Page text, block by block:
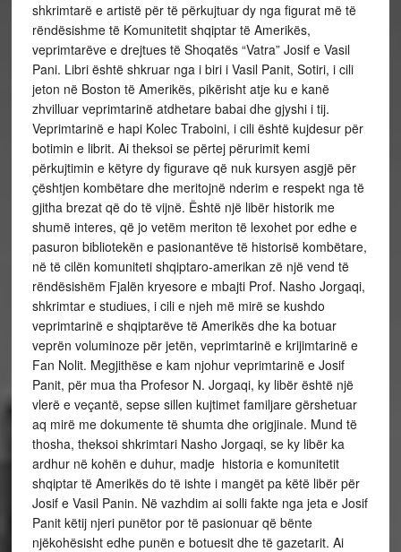
shkrimtarë e artistë për të përkujtuar dy nga figurat më të
rëndësishme të Komunitetit shqiptar të Amerikës,
veprimtarëve e drejtues të Shoqatës “Vatra” Josif e Vasil
Pani. Libri është shkruar nga i biri i Vasil Panit, Sotiri, i cili
jeton në Boston të Amerikës, pikërisht atje ku e kanë
zhvilluar veprimtarinë atdhetare babai dhe gjyshi i tij.
Veprimtarinë e hapi Kolec Traboini, i cili është kujdesur për
botimin e librit. Ai theksoi se përtej përurimit kemi
përkujtimin e këtyre dy figurave që nuk kursyen asgjë për
çështjen kombëtare dhe meritojnë nderim e respekt nga të
gjitha brezat që do të vijnë. Është një libër historik me
shumë interes, që jo vetëm meriton të lexohet por edhe e
pasuron bibliotekën e pasionantëve të historisë kombëtare,
në të cilën komuniteti shqiptaro-amerikan zë një vend të
rëndësishëm Fjalën kryesore e mbajti Prof. Nasho Jorgaqi,
shkrimtar e studiues, i cili e njeh më mirë se kushdo
veprimtarinë e shqiptarëve të Amerikës dhe ka botuar
veprën voluminoze për jetën, veprimtarinë e krijimtarinë e
Fan Nolit. Megjithëse e kam njohur veprimtarinë e Josif
Panit, për mua tha Profesor N. Jorgaqi, ky libër është një
vlerë e veçantë, sepse sillen kujtimet familjare gërshetuar
aq mirë me dokumente të shumta dhe origjinale. Mund të
thosha, theksoi shkrimtari Nasho Jorgaqi, se ky libër ka
ardhur në kohën e duhur, madje historia e komunitetit
shqiptar të Amerikës do të ishte i mangët pa këtë libër për
Josif e Vasil Panin. Në vazhdim ai solli fakte nga jeta e Josif
Panit këtij njeri punëtor por të pasionuar që bënte
njëkohësisht edhe punën e botuesit dhe të gazetarit. Ai